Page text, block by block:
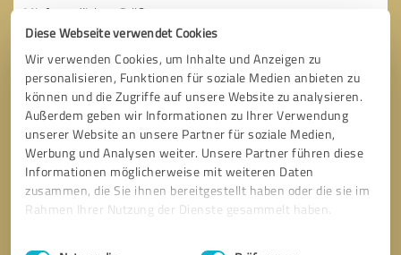
Diese Webseite verwendet Cookies
Wir verwenden Cookies, um Inhalte und Anzeigen zu
personalisieren, Funktionen für soziale Medien anbieten zu
können und die Zugriffe auf unsere Website zu analysieren.
Außerdem geben wir Informationen zu Ihrer Verwendung
unserer Website an unsere Partner für soziale Medien,
Werbung und Analysen weiter. Unsere Partner führen diese
Informationen möglicherweise mit weiteren Daten
zusammen, die Sie ihnen bereitgestellt haben oder die sie im
Rahmen Ihrer Nutzung der Dienste gesammelt haben.
Impressum Datenschutzbestimmungen
Einwilligungsauswahl